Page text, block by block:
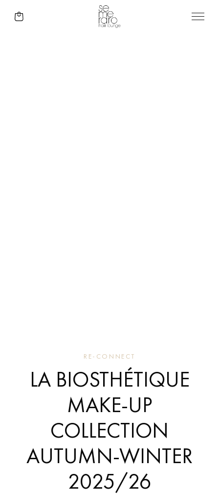
RE-CONNECT
LA BIOSTHÉTIQUE
MAKE-UP
COLLECTION
AUTUMN-WINTER
2025/26